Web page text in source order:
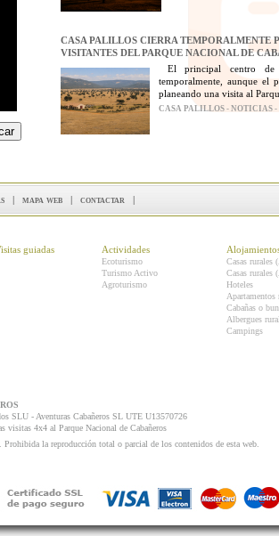
CASA PALILLOS CIERRA TEMPORALMENTE
VISITANTES DEL PARQUE NACIONAL DE
El principal centro de
temporalmente, aunque el
planeando una visita al
CASA PALILLOS - NOTICIAS
| mapa web | contactar |
guiadas Actividades
Ecoturismo
Turismo Activo
Agroturismo
Casas rurales
Casas rurales
Hoteles
Apartamentos
Cabañas o
Albergues
Campings
SLU - Aventuras Cabañeros SL UTE U13570726
visitas 4x4 al Parque Nacional de Cabañeros
la reproducción total o parcial de los contenidos de esta web.